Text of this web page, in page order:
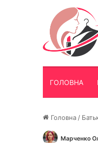
ГОЛОВНА
Головна /
Марченко